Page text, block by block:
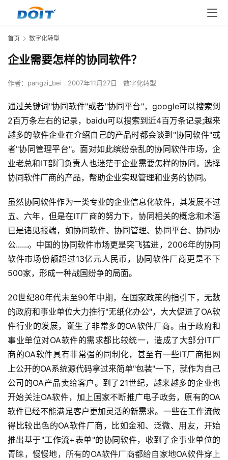
首页 数字化转型
企业需要怎样的协同软件？
作者： pangzi_bei 2007年11月27日 数字化转型
通过关键词"协同软件"或者"协同平台"，google可以搜索到
2百万条左右的记录，baidu可以搜索到近4百万条记录;越来
越多的软件企业在介绍自己的产品时都会谈到"协同软件"或
者"协同管理平台"。面对如此缤纷杂乱的协同软件市场，企
业老总和IT部门负责人也迷茫于企业需要怎样的协同，选择
协同软件厂商的产品，帮助企业实现管理和业务的协同。
虽然协同软件作为一类专业的企业信息化软件，其发展不过
五、六年，但是在IT厂商的努力下，协同相关的概念和术语
已是诸见报端，如协同软件、协同管理、协同平台、协同办
公......。中国的协同软件市场更是突飞猛进，2006年的协同
软件市场份额超过13亿元人民币，协同软件厂商更是不下
500家，形成一种战国纷争的局面。
20世纪80年代末至90年中期，在国家政策的指引下，无数
的政府和事业单位大力推行"无纸化办公"，大大促进了OA软
件行业的发展，诞生了非常多的OA软件厂商。由于政府和
事业单位对OA软件的需求都比较统一，造成了大部分IT厂
商的OA软件具有非常强的同制化，甚至有一些IT厂商把网
上公开的OA系统源代码拿过来简单"包装"一下，就作为自己
公司的OA产品卖给客户。到了21世纪，越来越多的企业也
开始关注OA软件，加上国家不断推广电子政务，原有的OA
软件已经不能满足客户更加灵活的新需求。一些在工作流做
得比较出色的OA软件厂商，比如金和、泛微、用友，开始
推出基于"工作流+表单"的协同软件，收到了企事业单位的
青睐，慢慢地，所有的OA软件厂商都给自家地OA软件穿上